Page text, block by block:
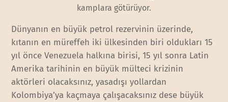
kamplara götürüyor.
Dünyanın en büyük petrol rezervinin üzerinde,
kıtanın en müreffeh iki ülkesinden biri oldukları 15
yıl önce Venezuela halkına birisi, 15 yıl sonra Latin
Amerika tarihinin en büyük mülteci krizinin
aktörleri olacaksınız, yasadışı yollardan
Kolombiya’ya kaçmaya çalışacaksınız dese büyük